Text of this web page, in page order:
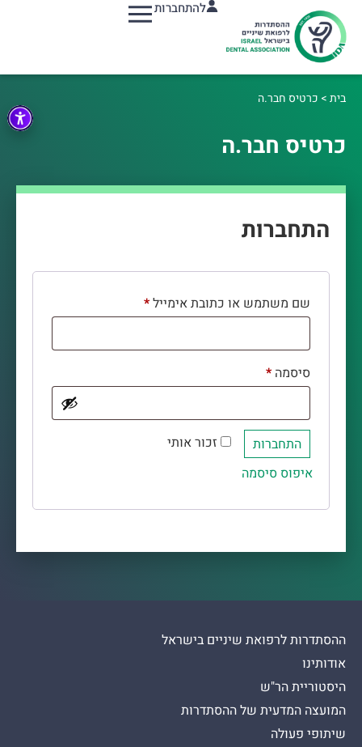
להתחברות
בית> כרטיס חבר.ה
כרטיס חבר.ה
התחברות
שם משתמש או כתובת אימייל*
סיסמה *
זכור אותי
התחברות
איפוס סיסמה
ההסתדרות לרפואת שיניים בישראל
אודותינו
היסטוריית הר"ש
המועצה המדעית של ההסתדרות
שיתופי פעולה